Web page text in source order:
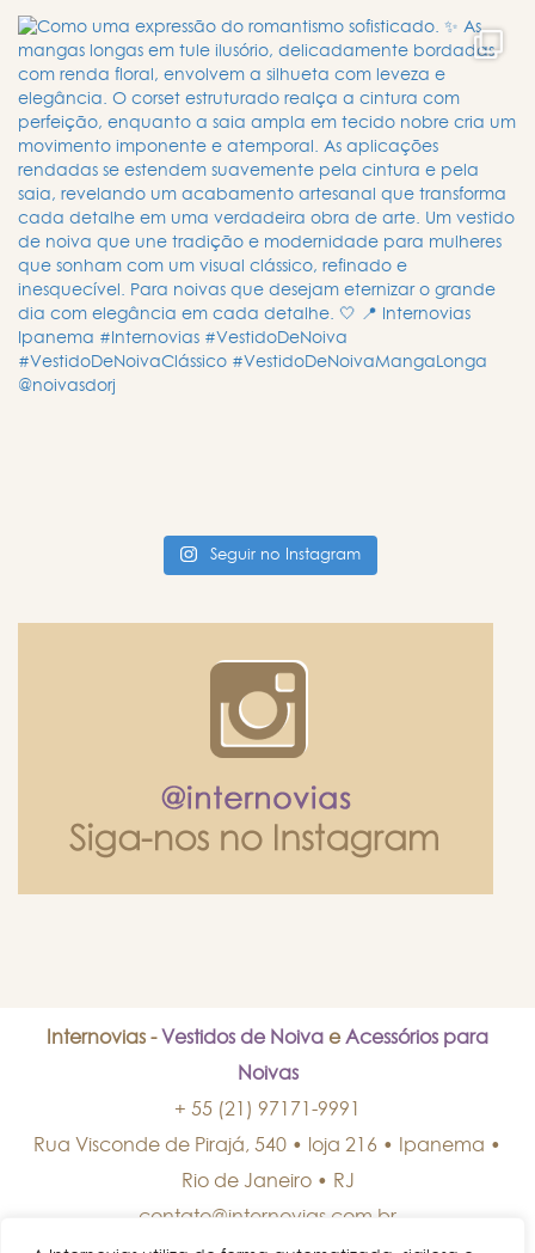
Seguir no Instagram
Internovias - Vestidos de Noiva e Acessórios para
Noivas
+ 55 (21) 97171-9991
Rua Visconde de Pirajá, 540 • loja 216 • Ipanema •
Rio de Janeiro• RJ
contato@internovias.com.br